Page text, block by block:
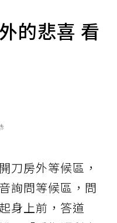
的悲喜 看
刀房外等候區，
詢問等候區，問
身上前，答道